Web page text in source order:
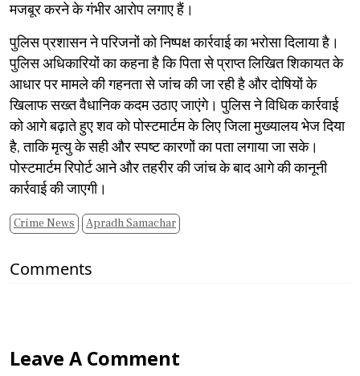
मजबूर करने के गंभीर आरोप लगाए हैं।
​पुलिस प्रशासन ने परिजनों को निष्पक्ष कार्रवाई का भरोसा दिलाया है।
पुलिस अधिकारियों का कहना है कि पिता से प्राप्त लिखित शिकायत के
आधार पर मामले की गहनता से जांच की जा रही है और दोषियों के
खिलाफ सख्त वैधानिक कदम उठाए जाएंगे। पुलिस ने विधिक कार्रवाई
को आगे बढ़ाते हुए शव को पोस्टमार्टम के लिए जिला मुख्यालय भेज दिया
है, ताकि मृत्यु के सही और स्पष्ट कारणों का पता लगाया जा सके।
पोस्टमार्टम रिपोर्ट आने और तहरीर की जांच के बाद आगे की कानूनी
कार्रवाई की जाएगी।
Crime News Apradh Samachar
Comments
Leave A Comment